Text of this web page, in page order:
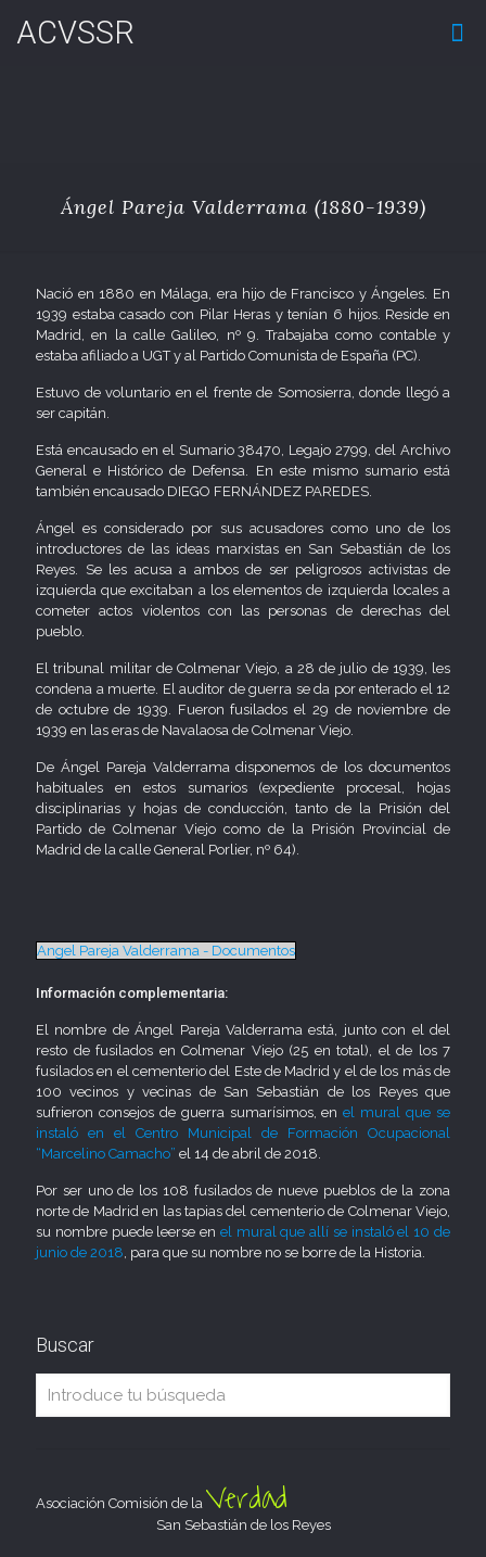
ACVSSR
Ángel Pareja Valderrama (1880-1939)
Nació en 1880 en Málaga, era hijo de Francisco y Ángeles. En
1939 estaba casado con Pilar Heras y tenían 6 hijos. Reside en
Madrid, en la calle Galileo, nº 9. Trabajaba como contable y
estaba afiliado a UGT y al Partido Comunista de España (PC).
Estuvo de voluntario en el frente de Somosierra, donde llegó a
ser capitán.
Está encausado en el Sumario 38470, Legajo 2799, del Archivo
General e Histórico de Defensa. En este mismo sumario está
también encausado DIEGO FERNÁNDEZ PAREDES.
Ángel es considerado por sus acusadores como uno de los
introductores de las ideas marxistas en San Sebastián de los
Reyes. Se les acusa a ambos de ser peligrosos activistas de
izquierda que excitaban a los elementos de izquierda locales a
cometer actos violentos con las personas de derechas del
pueblo.
El tribunal militar de Colmenar Viejo, a 28 de julio de 1939, les
condena a muerte. El auditor de guerra se da por enterado el 12
de octubre de 1939. Fueron fusilados el 29 de noviembre de
1939 en las eras de Navalaosa de Colmenar Viejo.
De Ángel Pareja Valderrama disponemos de los documentos
habituales en estos sumarios (expediente procesal, hojas
disciplinarias y hojas de conducción, tanto de la Prisión del
Partido de Colmenar Viejo como de la Prisión Provincial de
Madrid de la calle General Porlier, nº 64).
Angel Pareja Valderrama - Documentos
Información complementaria:
El nombre de Ángel Pareja Valderrama está, junto con el del
resto de fusilados en Colmenar Viejo (25 en total), el de los 7
fusilados en el cementerio del Este de Madrid y el de los más de
100 vecinos y vecinas de San Sebastián de los Reyes que
sufrieron consejos de guerra sumarísimos, enel mural que se
instaló en el Centro Municipal de Formación Ocupacional
“Marcelino Camacho” el 14 de abril de 2018.
Por ser uno de los 108 fusilados de nueve pueblos de la zona
norte de Madrid en las tapias del cementerio de Colmenar Viejo,
su nombre puede leerse en el mural que allí se instaló el 10 de
junio de 2018, para que su nombre no se borre de la Historia.
Buscar
Asociación Comisión de la Verdad
San Sebastián de los Reyes